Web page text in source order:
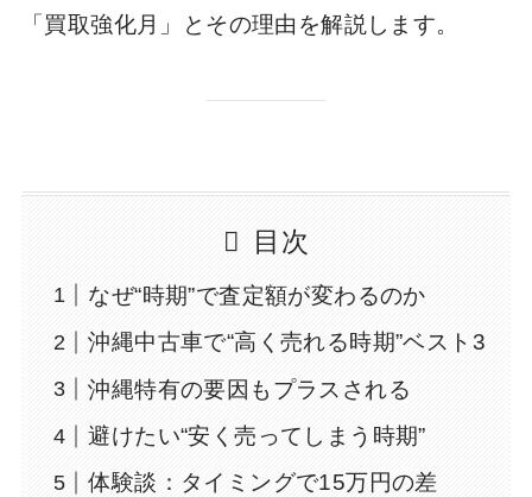
「買取強化月」とその理由を解説します。
目次
なぜ“時期”で査定額が変わるのか
沖縄中古車で“高く売れる時期”ベスト3
沖縄特有の要因もプラスされる
避けたい“安く売ってしまう時期”
体験談：タイミングで15万円の差